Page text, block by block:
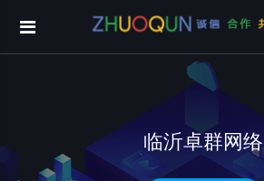
临沂卓群网络